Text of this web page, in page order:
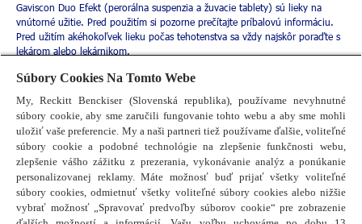
Gaviscon Duo Efekt (perorálna suspenzia a žuvacie tablety) sú lieky na
vnútorné užitie. Pred použitím si pozorne prečítajte príbalovú informáciu.
Pred užitím akéhokoľvek lieku počas tehotenstva sa vždy najskôr poraďte s
lekárom alebo lekárnikom.
Súbory Cookies Na Tomto Webe
My, Reckitt Benckiser (Slovenská republika), používame nevyhnutné
súbory cookie, aby sme zaručili fungovanie tohto webu a aby sme mohli
uložiť vaše preferencie. My a naši partneri tiež používame ďalšie, voliteľné
súbory cookie a podobné technológie na zlepšenie funkčnosti webu,
zlepšenie vášho zážitku z prezerania, vykonávanie analýz a ponúkanie
personalizovanej reklamy. Máte možnosť buď prijať všetky voliteľné
súbory cookies, odmietnuť všetky voliteľné súbory cookies alebo nižšie
vybrať možnosť „Spravovať predvoľby súborov cookie“ pre zobrazenie